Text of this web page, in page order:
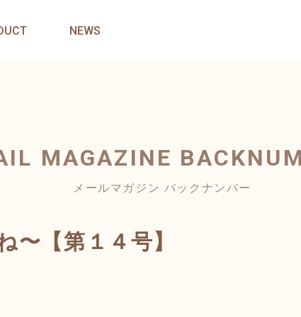
NEWS
MAGAZINE
メールマガジン バックナンバー
〜【第１４号】